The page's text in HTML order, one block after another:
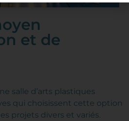
et de
salle d’arts plastiques
qui choisissent cette option
projets divers et variés.